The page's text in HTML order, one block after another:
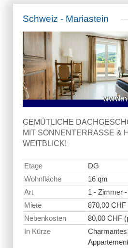
Schweiz - Mariastein
GEMÜTLICHE
MIT SONNENTERRASSE &
WEITBLICK!
Etage
DG
Wohnfläche
16 qm
Art
1 - Zimmer
Miete
870,00 CHF
Nebenkosten
80,00 CHF
In Kürze